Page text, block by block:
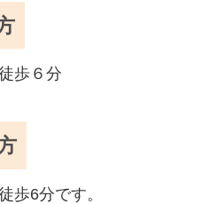
歩６分
歩6分です。